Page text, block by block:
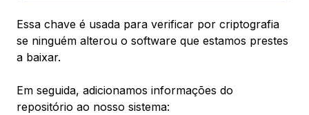
Essa chave é usada para verificar por criptografia
se ninguém alterou o software que estamos prestes
a baixar.
Em seguida, adicionamos informações do
repositório ao nosso sistema: